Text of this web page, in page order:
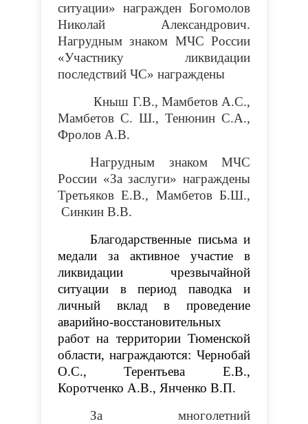
ситуации» награжден Богомолов
Николай Александрович.
Нагрудным знаком МЧС России
«Участнику ликвидации
последствий ЧС» награждены
Кныш Г.В., Мамбетов А.С.,
Мамбетов С. Ш., Тенюнин С.А.,
Фролов А.В.
Нагрудным знаком МЧС
России «За заслуги» награждены
Третьяков Е.В., Мамбетов Б.Ш.,
Синкин В.В.
Благодарственные письма и
медали за активное участие в
ликвидации чрезвычайной
ситуации в период паводка и
личный вклад в проведение
аварийно-восстановительных
работ на территории Тюменской
области, награждаются: Чернобай
О.С., Терентьева Е.В.,
Коротченко А.В., Янченко В.П.
За многолетний